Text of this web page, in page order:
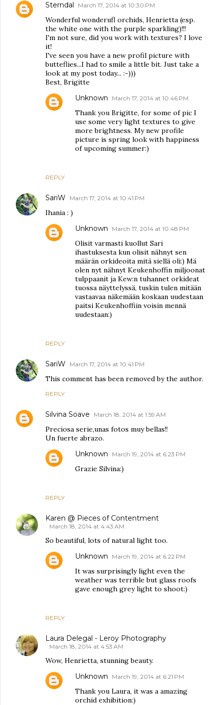
Sterndal March 17, 2014 at 10:30 PM
Wonderful wonderufl orchids, Henrietta (esp.
the white one with the purple sparkling)!!!
I'm not sure, did you work with textures? I love
it!
I've seen you have a new profil picture with
butteflies...I had to smile a little bit. Just take a
look at my post today... :-)))
Best, Brigitte
REPLY
Unknown March 17, 2014 at 10:46 PM
Thank you Brigitte, for some of pic I
use some very light textures to give
more brightness. My new profile
picture is spring look with happiness
of upcoming summer:)
SariW March 17, 2014 at 10:41 PM
Ihania : )
REPLY
Unknown March 17, 2014 at 10:48 PM
Olisit varmasti kuollut Sari
ihastuksesta kun olisit nähnyt sen
määrän orkideoita mitä siellä oli:) Mä
olen nyt nähnyt Keukenhoffin miljoonat
tulppaanit ja Kew:n tuhannet orkideat
tuossa näyttelyssä, tuskin tulen mitään
vastaavaa näkemään koskaan uudestaan
paitsi Keukenhoffiin voisin mennä
uudestaan:)
SariW March 17, 2014 at 10:41 PM
This comment has been removed by the author.
REPLY
Silvina Soave March 18, 2014 at 1:59 AM
Preciosa serie,unas fotos muy bellas!!
Un fuerte abrazo.
REPLY
Unknown March 19, 2014 at 6:23 PM
Grazie Silvina:)
Karen @ Pieces of Contentment
March 18, 2014 at 4:43 AM
So beautiful, lots of natural light too.
REPLY
Unknown March 19, 2014 at 6:22 PM
It was surprisingly light even the
weather was terrible but glass roofs
gave enough grey light to shoot:)
Laura Delegal - Leroy Photography
March 18, 2014 at 4:53 AM
Wow, Henrietta, stunning beauty.
Unknown
March 19, 2014 at 6:21 PM
Thank you Laura, it was a amazing
orchid exhibition:)